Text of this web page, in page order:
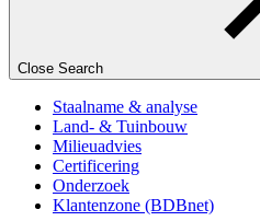
Close Search
Staalname & analyse
Land- & Tuinbouw
Milieuadvies
Certificering
Onderzoek
Klantenzone (BDBnet)